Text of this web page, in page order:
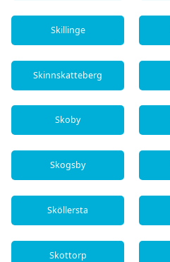
Skillinge
Skinnskatteberg
Skoby
Skogsby
Sköllersta
Skottorp